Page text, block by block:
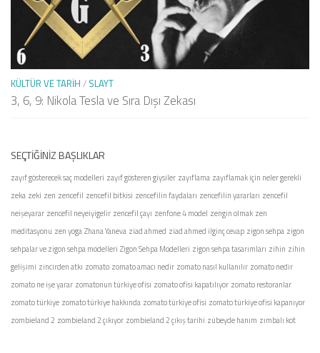
KÜLTÜR VE TARIH / SLAYT
3, 6, 9: Nikola Tesla ve Sıra Dışı Zekası
SEÇTIĞINIZ BAŞLIKLAR
zayıf gösterecek saç modelleri zayıf gösteren giysiler zayıflama zayıflamak için neler gerekli
zeka zeki zen zencefil zencefil bitkisi zencefilin faydaları zencefilin yararları zencefil
neişeyarar zencefil neyeiyigelir zencefil çayı zenfone 4 model zengin olmak zen
meditasyonu zen yogaZhana Yaneva ziad ahmed ziad ahmed ilginç cevap zigon sehpa zigon
sehpalar ve zigon sehpa modelleri Zigon Sehpa Modelleri zigon sehpa tasarımları zihin zihin
gelişimi zincirden atkı zomato zomato amacı nedir zomato nasıl kullanılır zomato nedir
zomato ne işe yarar zomatonun türkiye ofisi zomato ofisi kapatılıyor zomato restoranlar
zomato türkiye zomato türkiye hakkında zomato türkiye ofisi zomato türkiye ofisi kapanıyor
zombieland 2 zombieland 2 çıkıyor zombieland 2 çıkış tarihi zübeyde hanım zımbalı kot